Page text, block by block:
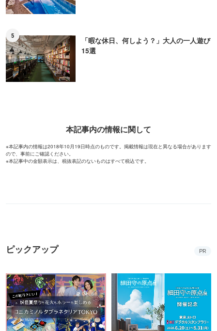
5
「暇な休日、何しよう？」大人の一人遊び
15選
本記事内の情報に関して
※本記事内の情報は2018年10月19日時点のものです。掲載情報は現在と異なる場合があります
ので、事前にご確認ください。
※本記事中の金額表示は、税抜表記のないものはすべて税込です。
ピックアップ PR